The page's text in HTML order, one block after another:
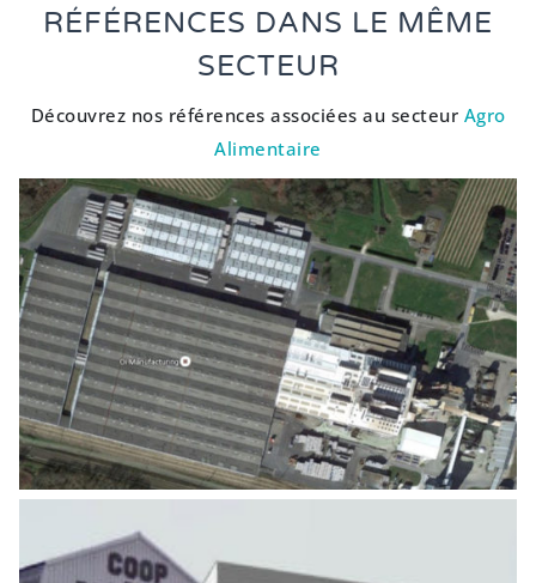
RÉFÉRENCES DANS LE MÊME
SECTEUR
Découvrez nos références associées au secteur Agro
Alimentaire
DIAGNOSTIC RÉCUPÉRATION ENERGIE
FATALE FOUR PROCESS
Industrie